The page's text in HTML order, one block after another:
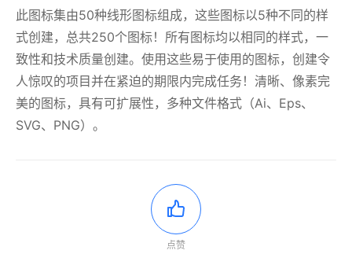
此图标集由50种线形图标组成，这些图标以5种不同的样
式创建，总共250个图标！所有图标均以相同的样式，一
致性和技术质量创建。使用这些易于使用的图标，创建令
人惊叹的项目并在紧迫的期限内完成任务！清晰、像素完
美的图标，具有可扩展性，多种文件格式（Ai、Eps、
SVG、PNG）。
点赞